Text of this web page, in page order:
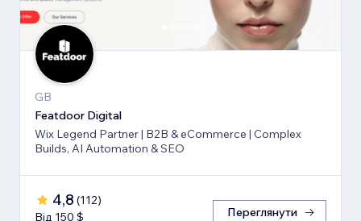
GB
Featdoor Digital
Wix Legend Partner | B2B & eCommerce | Complex
Builds, AI Automation & SEO
4,8 (112)
Від 150 $
Переглянути